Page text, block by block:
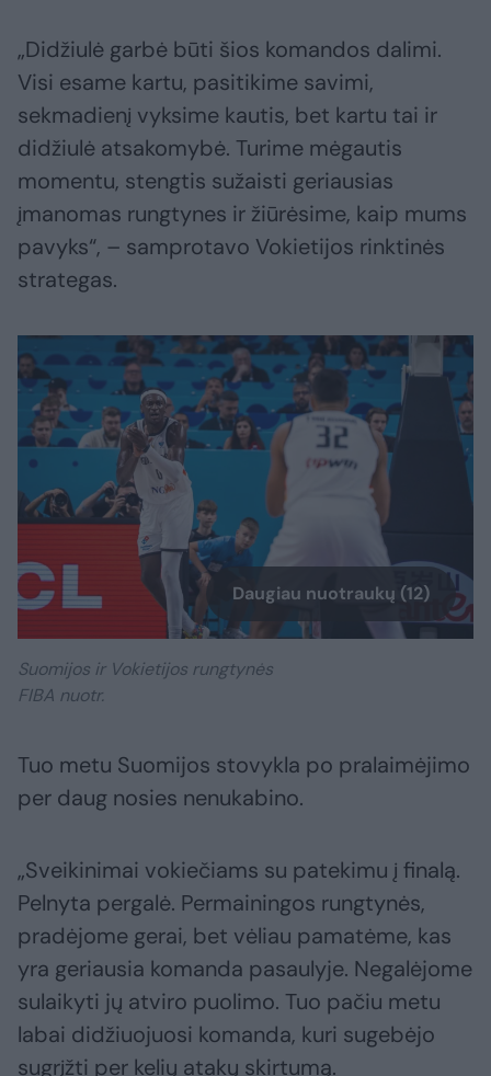
„Didžiulė garbė būti šios komandos dalimi.
Visi esame kartu, pasitikime savimi,
sekmadienį vyksime kautis, bet kartu tai ir
didžiulė atsakomybė. Turime mėgautis
momentu, stengtis sužaisti geriausias
įmanomas rungtynes ir žiūrėsime, kaip mums
pavyks“, – samprotavo Vokietijos rinktinės
strategas.
Daugiau nuotraukų (12)
Suomijos ir Vokietijos rungtynės
FIBA nuotr.
Tuo metu Suomijos stovykla po pralaimėjimo
per daug nosies nenukabino.
„Sveikinimai vokiečiams su patekimu į finalą.
Pelnyta pergalė. Permainingos rungtynės,
pradėjome gerai, bet vėliau pamatėme, kas
yra geriausia komanda pasaulyje. Negalėjome
sulaikyti jų atviro puolimo. Tuo pačiu metu
labai didžiuojuosi komanda, kuri sugebėjo
sugrįžti per kelių atakų skirtumą.